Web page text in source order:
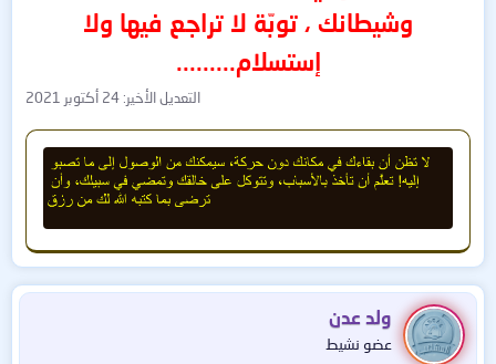
وشيطانك ، توبّة لا تراجع فيها ولا
إستسلام.........
التعديل الأخير: 24 أكتوبر 2021
ولد عدن
عضو نشيط